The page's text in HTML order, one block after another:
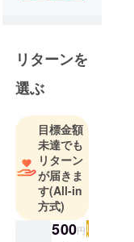
リターンを
選ぶ
目標金額
未達でも
リターン
が届きま
す(All-in
方式)
500円